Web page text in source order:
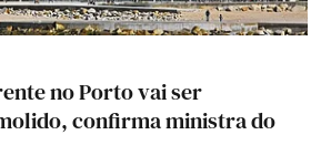
no Porto vai ser
confirma ministra do